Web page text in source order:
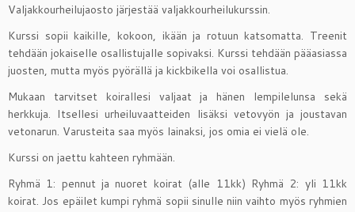
Valjakkourheilujaosto järjestää valjakkourheilukurssin.
Kurssi sopii kaikille, kokoon, ikään ja rotuun katsomatta. Treenit
tehdään jokaiselle osallistujalle sopivaksi. Kurssi tehdään pääasiassa
juosten, mutta myös pyörällä ja kickbikella voi osallistua.
Mukaan tarvitset koirallesi valjaat ja hänen lempilelunsa sekä
herkkuja. Itsellesi urheiluvaatteiden lisäksi vetovyön ja joustavan
vetonarun. Varusteita saa myös lainaksi, jos omia ei vielä ole.
Kurssi on jaettu kahteen ryhmään.
Ryhmä 1: pennut ja nuoret koirat (alle 11kk) Ryhmä 2: yli 11kk
koirat. Jos epäilet kumpi ryhmä sopii sinulle niin vaihto myös ryhmien